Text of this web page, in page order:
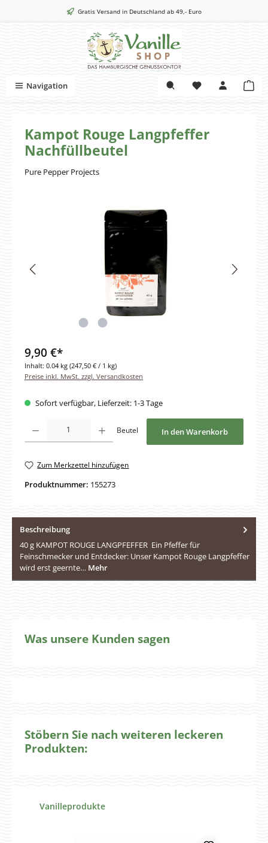
Zum Hauptinhalt springenGratis Versand in Deutschland ab 49,- Euro
Navigation
Kampot Rouge Langpfeffer
Nachfüllbeutel
Pure Pepper Projects
9,90 €*
Inhalt: 0.04 kg (247,50 € / 1 kg)
Preise inkl. MwSt. zzgl. Versandkosten
Sofort verfügbar, Lieferzeit: 1-3 Tage
Produkt Anzahl: Gib den gewünschten Wert ein oder benutze die
Beutel In den Warenkorb
Zum Merkzettel hinzufügen
Produktnummer: 155273
Beschreibung
40 g KAMPOT ROUGE LANGPFEFFER Ein Pfeffer für
Feinschmecker und Entdecker: Unser Kampot Rouge Langpfeffer
wird erst geernte… Mehr
Was unsere Kunden sagen
Stöbern Sie nach weiteren leckeren
Produkten:
Produktgalerie überspringen
Vanilleprodukte